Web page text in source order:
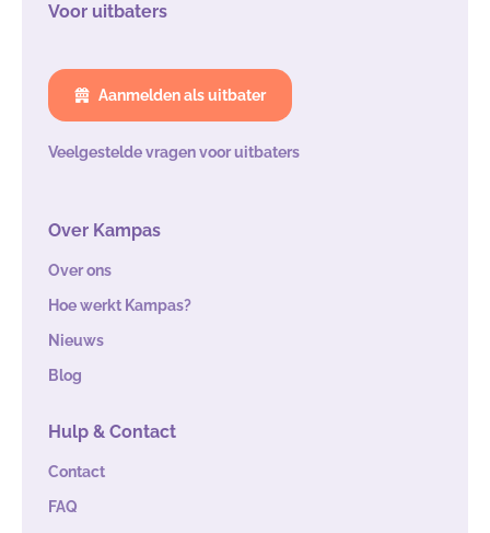
Voor uitbaters
Aanmelden als uitbater
Veelgestelde vragen voor uitbaters
Over Kampas
Over ons
Hoe werkt Kampas?
Nieuws
Blog
Hulp & Contact
Contact
FAQ